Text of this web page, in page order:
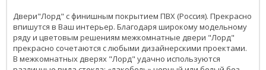
Двери"Лорд" с финишным покрытием ПВХ (Россия). Прекрасно
впишутся в Ваш интерьер. Благодаря широкому модельному
ряду и цветовым решениям межкомнатные двери "Лорд"
прекрасно сочетаются с любыми дизайнерскими проектами.
В межкомнатных дверях "Лорд" удачно используются